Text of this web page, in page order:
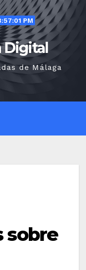
PM
Digital
de Málaga
sobre